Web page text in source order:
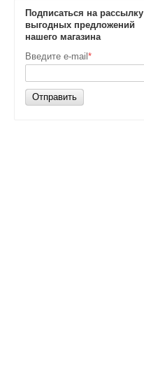
Подписаться на рассылку
выгодных предложений
нашего магазина
Введите e-mail *
Отправить